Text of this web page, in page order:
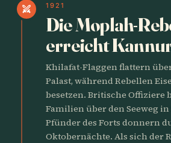
swords 1921
Die Moplah-
erreicht
Khilafat-Flaggen flattern
Palast, während Rebellen
besetzen. Britische Offiziere
Familien über den Seeweg
Pfünder des Forts donnern
Oktobernächte. Als sich der